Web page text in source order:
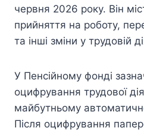
червня 2026 року. Він
прийняття на роботу,
та інші зміни у трудовій
У Пенсійному фонді
оцифрування трудової
майбутньому
Після оцифрування